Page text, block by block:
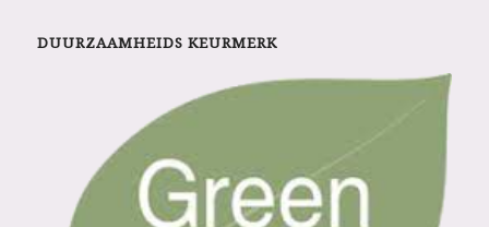
DUURZAAMHEIDS KEURMERK